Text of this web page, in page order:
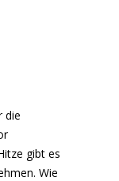
die
gibt es
Wie